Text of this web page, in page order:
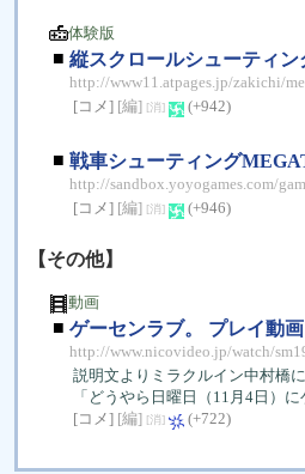
体験版
■ 縦スクロールシューティ
http://www11.atpages.jp/zakichi/
[コメ] [編] [消] (+942)
■ 戦車シューティング
http://sandbox.yoyogames.com/
[コメ] [編] [消] (+946)
【その他】
動画
■ ゲーセンラブ。 プレイ動
http://www.nicovideo.jp/watch/
説明文よりミラクルイン中村橋
「どうやら日曜日（11月4日）
[コメ] [編] [消] (+722)